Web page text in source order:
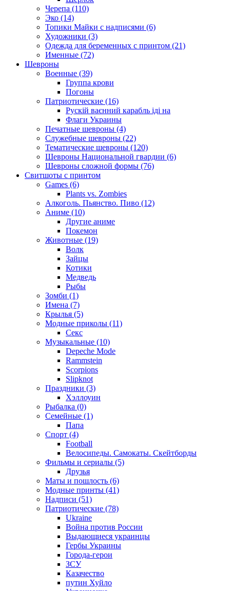
Черепа (110)
Эко (14)
Топики Майки с надписями (6)
Художники (3)
Одежда для беременных с принтом (21)
Именные (72)
Шевроны
Военные (39)
Группа крови
Погоны
Патриотические (16)
Рускій ваєнний карабль іді на
Флаги Украины
Печатные шевроны (4)
Служебные шевроны (22)
Тематические шевроны (120)
Шевроны Национальной гвардии (6)
Шевроны сложной формы (76)
Свитшоты с принтом
Games (6)
Plants vs. Zombies
Алкоголь. Пьянство. Пиво (12)
Аниме (10)
Другие аниме
Покемон
Животные (19)
Волк
Зайцы
Котики
Медведь
Рыбы
Зомби (1)
Имена (7)
Крылья (5)
Модные приколы (11)
Секс
Музыкальные (10)
Depeche Mode
Rammstein
Scorpions
Slipknot
Праздники (3)
Хэллоуин
Рыбалка (0)
Семейные (1)
Папа
Спорт (4)
Football
Велосипеды. Самокаты. Скейтборды
Фильмы и сериалы (5)
Друзья
Маты и пошлость (6)
Модные принты (41)
Надписи (51)
Патриотические (78)
Ukraine
Война против России
Выдающиеся украинцы
Гербы Украины
Города-герои
ЗСУ
Казачество
путин Хуйло